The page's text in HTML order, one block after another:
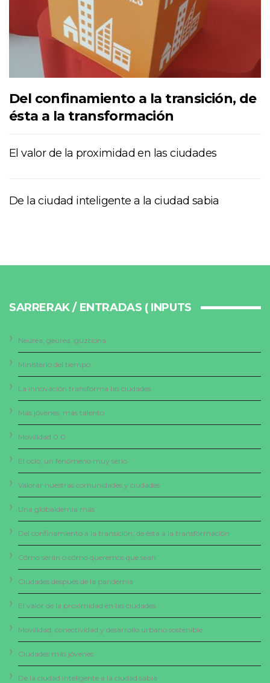
Del confinamiento a la transición, de
ésta a la transformación
El valor de la proximidad en las ciudades
De la ciudad inteligente a la ciudad sabia
SARRERAK / ENTRADAS ( INPUTS
Neurea, geurea, guztiona
Ministerio del tiempo
La innovación transforma las ciudades
Más jóvenes, más talento
Movilidad 0.0
El ocio, un fenómeno muy serio
Valorar nuestras comunidades y ciudades
Una globaldemia más
Del confinamiento a la transición, de ésta a la transformación
Cómo serán o cómo queremos que sean
Ciudades después de la pandemia
El valor de la proximidad en las ciudades
Movilidad, conectividad y desarrollo urbano sostenible
Ciudades más jóvenes
De la ciudad inteligente a la ciudad sabia